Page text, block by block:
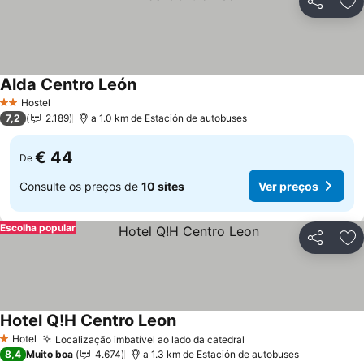
Partilhar
2 Estrelas
Hostel
Alda Centro LeónVer preços
7,2 2.189 a 1.0 km de Estación de autobuses
De € 44
Consulte os preços de 10 sites Ver preços
Partilhar
Escolha popular
1 Estrelas
Hotel Localização imbatível ao lado da catedral
Hotel Q!H Centro LeonVer preços
8,4 Muito boa 4.674 a 1.3 km de Estación de autobuses